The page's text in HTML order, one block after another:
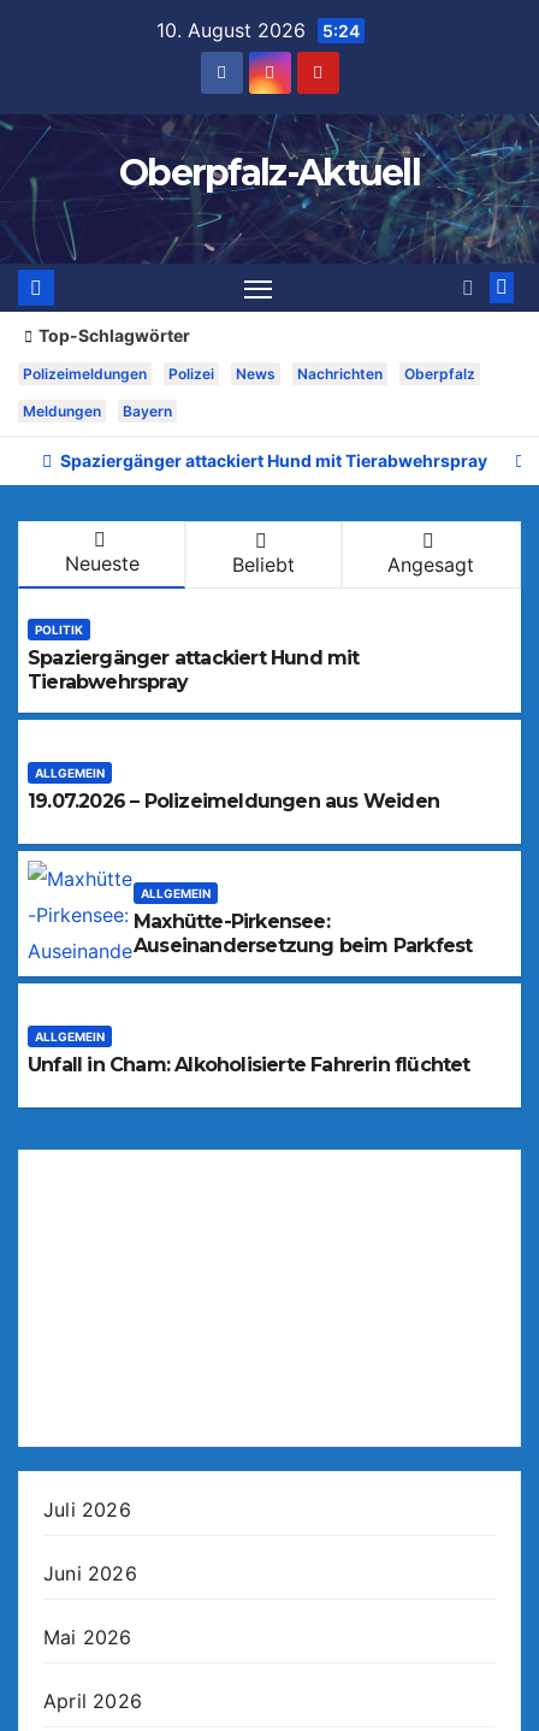
10. August 2026 5:24
Oberpfalz-Aktuell
Top-Schlagwörter
Polizeimeldungen Polizei News Nachrichten Oberpfalz
Meldungen Bayern
Spaziergänger attackiert Hund mit Tierabwehrspray
Neueste Beliebt Angesagt
POLITIK
Spaziergänger attackiert Hund mit
Tierabwehrspray
ALLGEMEIN
19.07.2026 – Polizeimeldungen aus Weiden
ALLGEMEIN
Maxhütte-Pirkensee:
Auseinandersetzung beim Parkfest
ALLGEMEIN
Unfall in Cham: Alkoholisierte Fahrerin flüchtet
Juli 2026
Juni 2026
Mai 2026
April 2026